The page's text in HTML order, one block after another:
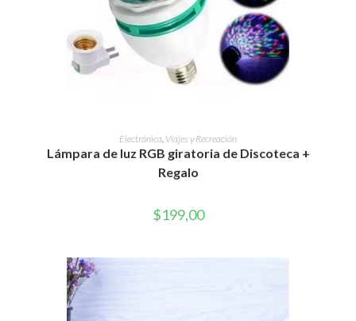
AÑADIR AL CARRITO
Electrónica, Viajes y Recreación
Lámpara de luz RGB giratoria de Discoteca +
Regalo
$199,00